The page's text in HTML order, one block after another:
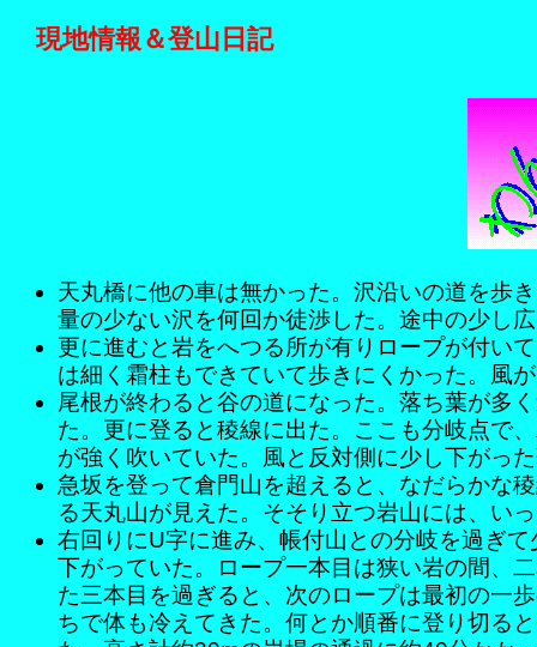
現地情報＆登山日記
天丸橋に他の車は無かった。沢沿いの道を歩
量の少ない沢を何回か徒渉した。途中の少し
更に進むと岩をへつる所が有りロープが付い
は細く霜柱もできていて歩きにくかった。風
尾根が終わると谷の道になった。落ち葉が多
た。更に登ると稜線に出た。ここも分岐点で
が強く吹いていた。風と反対側に少し下がっ
急坂を登って倉門山を超えると、なだらかな
る天丸山が見えた。そそり立つ岩山には、い
右回りにU字に進み、帳付山との分岐を過ぎ
下がっていた。ロープ一本目は狭い岩の間、
た三本目を過ぎると、次のロープは最初の一
ちで体も冷えてきた。何とか順番に登り切る